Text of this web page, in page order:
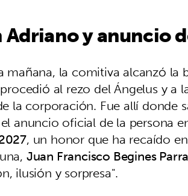
Adriano y anuncio
mañana, la comitiva alcanzó la
al rezo del Ángelus y a
la corporación. Fue allí donde
anuncio oficial de la persona
, un honor que ha recaído
Juan Francisco Begines
ilusión y sorpresa".